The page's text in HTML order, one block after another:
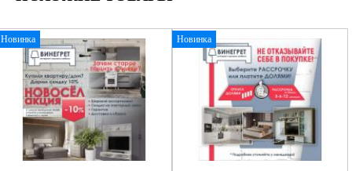
Новинка Новинка